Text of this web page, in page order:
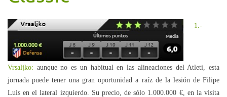
1.-
Vrsaljko: aunque no es un habitual en las alineaciones del Atleti, esta
jornada puede tener una gran oportunidad a raíz de la lesión de Filipe
Luis en el lateral izquierdo. Su precio, de sólo 1.000.000 €, en la visita